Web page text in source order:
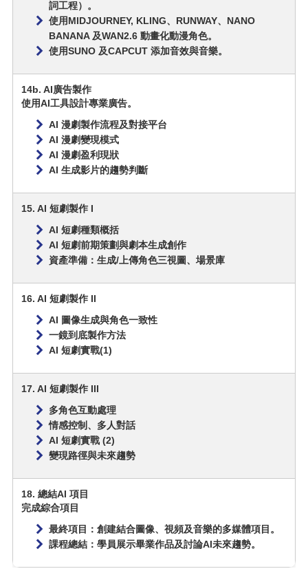
詞工程）。
使用MIDJOURNEY, KLING、RUNWAY、NANO
BANANA 及WAN2.6 動畫化動漫角色。
使用SUNO 及CAPCUT 添加音效與音樂。
14b. AI廣告製作
使用AI工具設計專業廣告。
AI 漫劇製作流程及對接平台
AI 漫劇變現模式
AI 漫劇盈利現狀
AI 生成影片的趨勢判斷
15. AI 短劇製作 I
AI 短劇種類概括
AI 短劇前期策劃與劇本生成創作
資產準備：生成/上傳角色三視圖、場景庫
16. AI 短劇製作 II
AI 圖像生成與角色一致性
一鏡到底製作方法
AI 短劇實戰(1)
17. AI 短劇製作 III
多角色互動處理
情感控制、多人對話
AI 短劇實戰 (2)
變現路徑與未來趨勢
18. 總結AI 項目
完成綜合項目
最終項目：創建結合圖像、視頻及音樂的多媒體項目。
課程總結：學員展示畢業作品及討論AI未來趨勢。